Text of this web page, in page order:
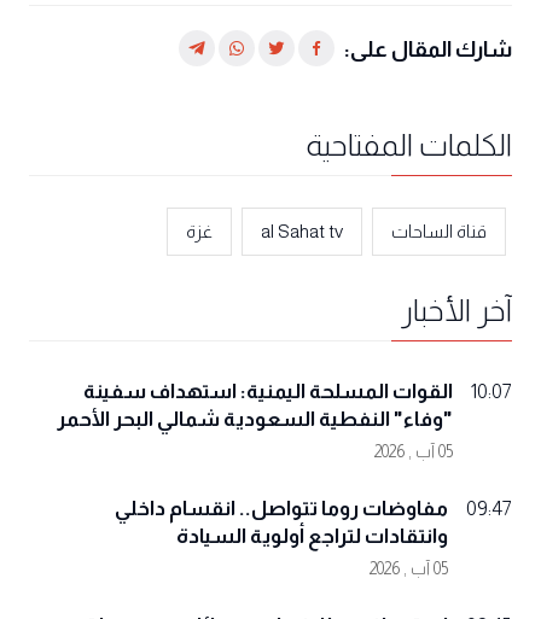
شارك المقال على:
الكلمات المفتاحية
قناة الساحات al Sahat tv غزة
آخر الأخبار
10:07
القوات المسلحة اليمنية: استهداف سفينة
"وفاء" النفطية السعودية شمالي البحر الأحمر
05 آب , 2026
09:47
مفاوضات روما تتواصل.. انقسام داخلي
وانتقادات لتراجع أولوية السيادة
05 آب , 2026